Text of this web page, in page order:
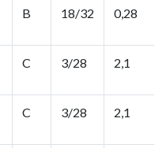
B 18/32 0,28
C 3/28 2,1
C 3/28 2,1